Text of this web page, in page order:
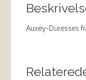
Auxey-Duresses